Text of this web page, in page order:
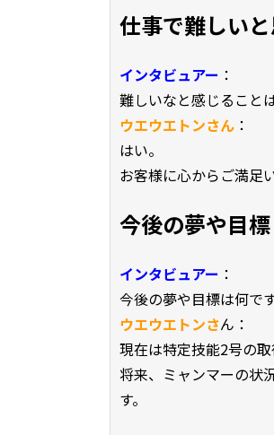
仕事で難しい
インタビュアー ：
難しいなと感じること
ウエウエトンさん ：
はい。
お客様に心からご満足
今後の夢や目標
インタビュアー ：
今後の夢や目標は何で
ウエウエトンさん：
現在は特定技能2号の取
将来、ミャンマーの状
す。